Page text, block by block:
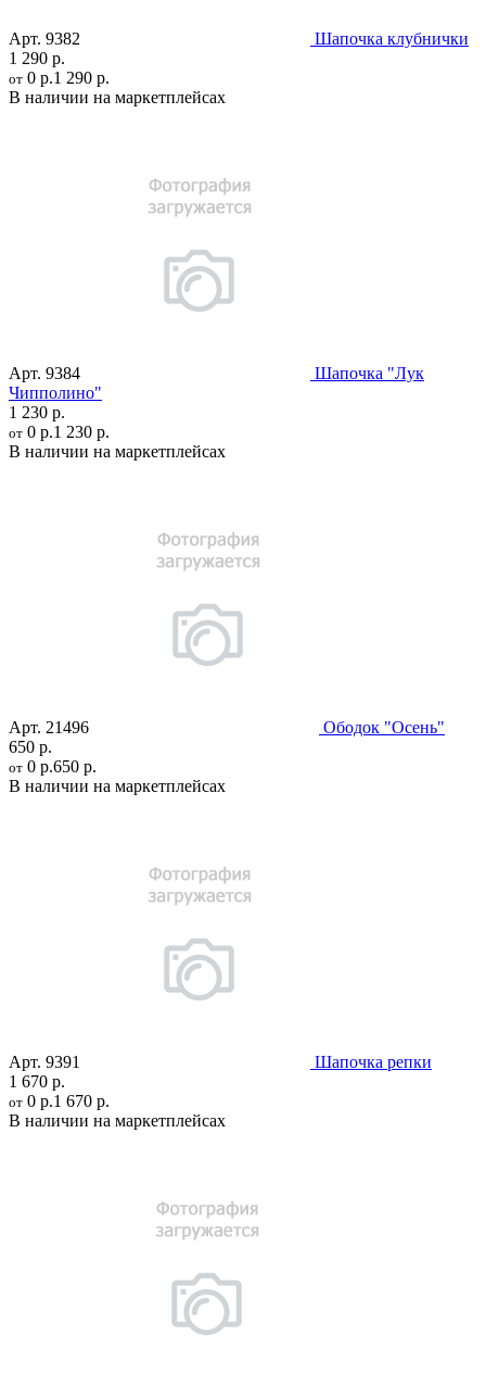
Арт. 9382
Шапочка клубнички
1 290 р.
от 0 р.1 290 р.
В наличии на маркетплейсах
Арт. 9384
Шапочка "Лук
Чипполино"
1 230 р.
от 0 р.1 230 р.
В наличии на маркетплейсах
Арт. 21496
Ободок "Осень"
650 р.
от 0 р.650 р.
В наличии на маркетплейсах
Арт. 9391
Шапочка репки
1 670 р.
от 0 р.1 670 р.
В наличии на маркетплейсах